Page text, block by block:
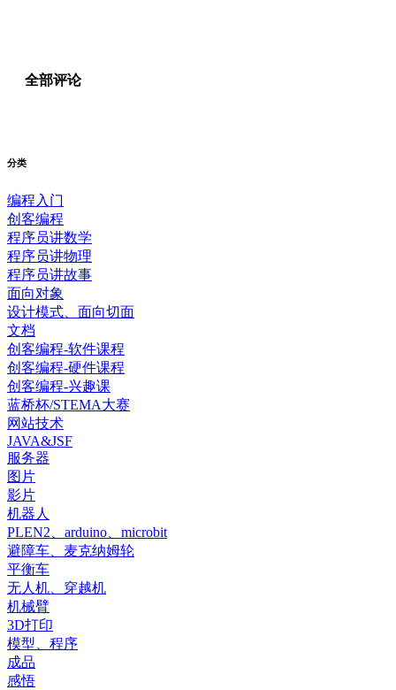
全部评论
分类
编程入门
创客编程
程序员讲数学
程序员讲物理
程序员讲故事
面向对象
设计模式、面向切面
文档
创客编程-软件课程
创客编程-硬件课程
创客编程-兴趣课
蓝桥杯/STEMA大赛
网站技术
JAVA&JSF
服务器
图片
影片
机器人
PLEN2、arduino、microbit
避障车、麦克纳姆轮
平衡车
无人机、穿越机
机械臂
3D打印
模型、程序
成品
感悟